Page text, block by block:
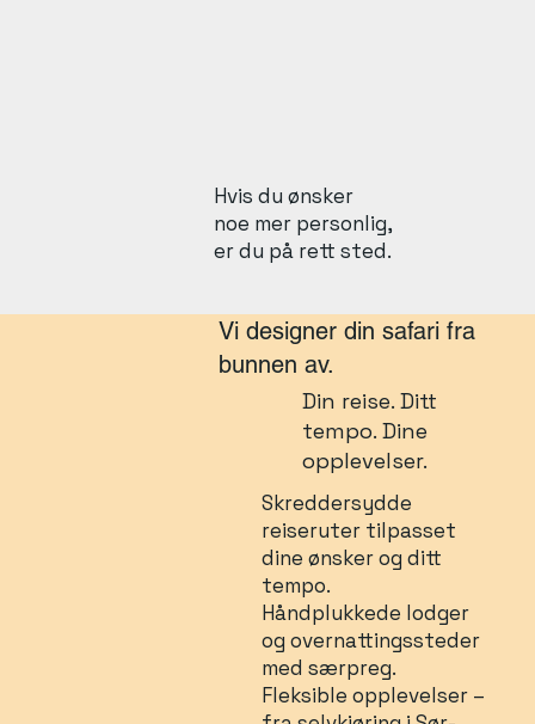
Hvis du ønsker
noe mer personlig,
er du på rett sted.
Vi designer din safari fra
bunnen av.
Din reise. Ditt
tempo. Dine
opplevelser.
Skreddersydde
reiseruter tilpasset
dine ønsker og ditt
tempo.
Håndplukkede lodger
og overnattingssteder
med særpreg.
Fleksible opplevelser –